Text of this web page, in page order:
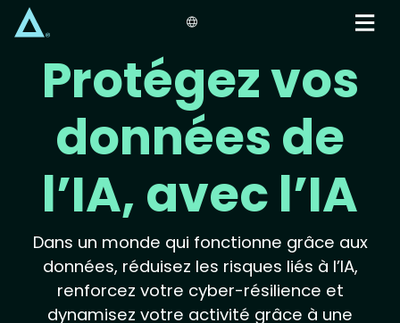
content
Protégez vos
données de
l’IA, avec l’IA
Dans un monde qui fonctionne grâce aux
données, réduisez les risques liés à l’IA,
renforcez votre cyber-résilience et
dynamisez votre activité grâce à une